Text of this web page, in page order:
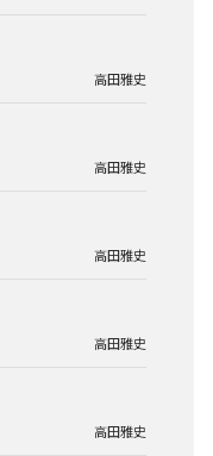
高田雅史
高田雅史
高田雅史
高田雅史
高田雅史